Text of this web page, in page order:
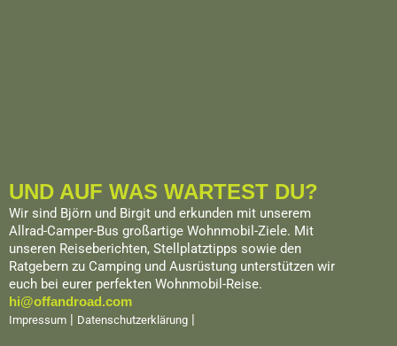
UND AUF WAS WARTEST DU?
Wir sind Björn und Birgit und erkunden mit unserem
Allrad-Camper-Bus großartige Wohnmobil-Ziele. Mit
unseren Reiseberichten, Stellplatztipps sowie den
Ratgebern zu Camping und Ausrüstung unterstützen wir
euch bei eurer perfekten Wohnmobil-Reise.
hi@offandroad.com
Impressum Datenschutzerklärung